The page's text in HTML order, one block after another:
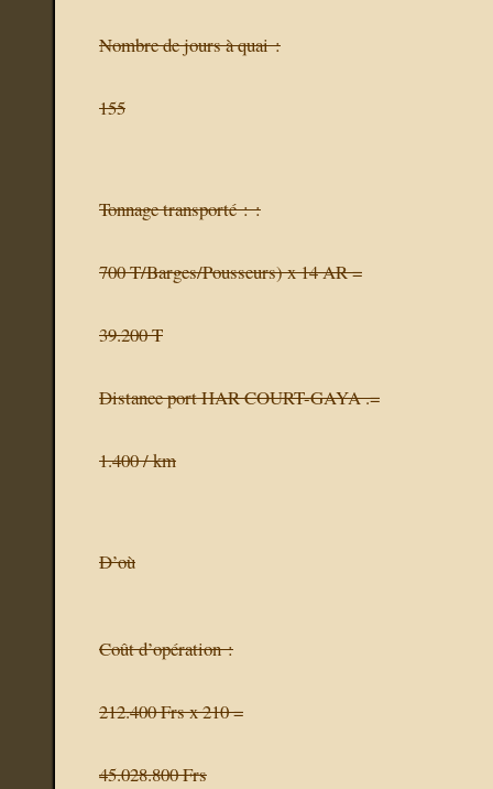
Nombre de jours à quai :
155
Tonnage transporté : :
700 T/Barges/Pousseurs) x 14 AR =
39.200 T
Distance port HAR COURT-GAYA .=
1.400 / km
D’où
Coût d’opération :
212.400 Frs x 210 =
45.028.800 Frs